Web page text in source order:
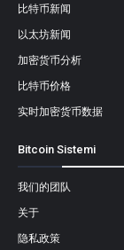
比特币新闻
以太坊新闻
加密货币分析
比特币价格
实时加密货币数据
Bitcoin Sistemi
我们的团队
关于
隐私政策